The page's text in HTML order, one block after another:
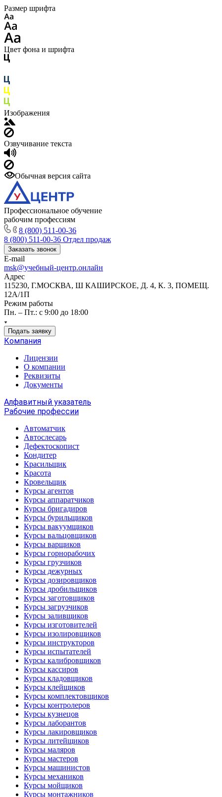
Размер шрифта
Цвет фона и шрифта
Изображения
Озвучивание текста
Обычная версия сайта
Профессиональное обучение
рабочим профессиям
8 (800) 511-00-36
8 (800) 511-00-36 Отдел продаж
Заказать звонок
E-mail
msk@учебный-центр.онлайн
Адрес
115230, Г.МОСКВА, Ш КАШИРСКОЕ, Д. 4, К. 3, ПОМЕЩ.
12А/1П
Режим работы
Пн. – Пт.: с 9:00 до 18:00
Подать заявку
Компания
Лицензии
О компании
Реквизиты
Документы
Алфавитный указатель
Рабочие профессии
Автоматчик
Автослесарь
Дефектоскопист
Кондитер
Красильщик
Красота
Кровельщик
Курсы агентов
Курсы аппаратчиков
Курсы бригадиров
Курсы бурильщиков
Курсы вакуумщиков
Курсы вальцовщиков
Курсы варщиков
Курсы горнорабочих
Курсы грузчиков
Курсы дежурных
Курсы дозировщиков
Курсы дробильщиков
Курсы заготовщиков
Курсы загрузчиков
Курсы заливщиков
Курсы изготовителей
Курсы изолировщиков
Курсы инструкторов
Курсы испытателей
Курсы калибровщиков
Курсы кассиров
Курсы кладовщиков
Курсы клейщиков
Курсы комплектовщиков
Курсы контролеров
Курсы кузнецов
Курсы лаборантов
Курсы лакировщиков
Курсы литейщиков
Курсы маляров
Курсы мастеров
Курсы машинистов
Курсы механиков
Курсы мойщиков
Курсы монтажников